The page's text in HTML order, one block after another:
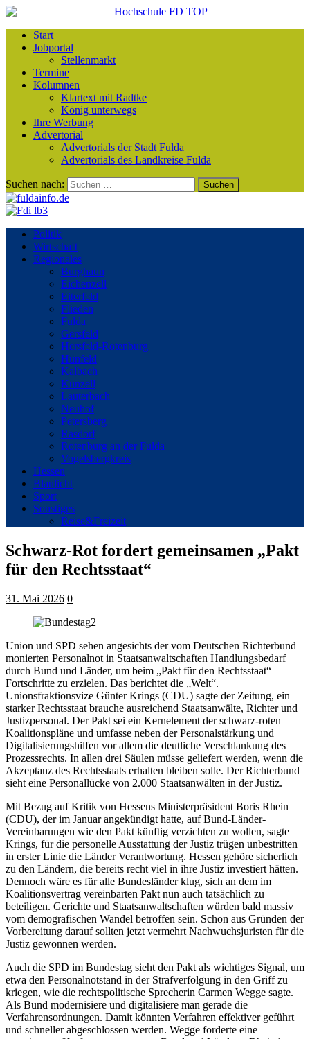
Start
Jobportal
Stellenmarkt
Termine
Kolumnen
Klartext mit Radtke
König unterwegs
Ihre Werbung
Advertorial
Advertorials der Stadt Fulda
Advertorials des Landkreise Fulda
Suchen nach:
Politik
Wirtschaft
Regionales
Burghaun
Eichenzell
Eiterfeld
Flieden
Fulda
Gersfeld
Hersfeld-Rotenburg
Hünfeld
Kalbach
Künzell
Lauterbach
Neuhof
Petersberg
Rasdorf
Rotenburg an der Fulda
Vogelsbergkreis
Hessen
Blaulicht
Sport
Sonstiges
Reise&Freizeit
Schwarz-Rot fordert gemeinsamen „Pakt
für den Rechtsstaat“
31. Mai 2026 0
Union und SPD sehen angesichts der vom Deutschen Richterbund
monierten Personalnot in Staatsanwaltschaften Handlungsbedarf
durch Bund und Länder, um beim „Pakt für den Rechtsstaat“
Fortschritte zu erzielen. Das berichtet die „Welt“.
Unionsfraktionsvize Günter Krings (CDU) sagte der Zeitung, ein
starker Rechtsstaat brauche ausreichend Staatsanwälte, Richter und
Justizpersonal. Der Pakt sei ein Kernelement der schwarz-roten
Koalitionspläne und umfasse neben der Personalstärkung und
Digitalisierungshilfen vor allem die deutliche Verschlankung des
Prozessrechts. In allen drei Säulen müsse geliefert werden, wenn die
Akzeptanz des Rechtsstaats erhalten bleiben solle. Der Richterbund
sieht eine Personallücke von 2.000 Staatsanwälten in der Justiz.
Mit Bezug auf Kritik von Hessens Ministerpräsident Boris Rhein
(CDU), der im Januar angekündigt hatte, auf Bund-Länder-
Vereinbarungen wie den Pakt künftig verzichten zu wollen, sagte
Krings, für die personelle Ausstattung der Justiz trügen unbestritten
in erster Linie die Länder Verantwortung. Hessen gehöre sicherlich
zu den Ländern, die bereits recht viel in ihre Justiz investiert hätten.
Dennoch wäre es für alle Bundesländer klug, sich an dem im
Koalitionsvertrag vereinbarten Pakt nun auch tatsächlich zu
beteiligen. Gerichte und Staatsanwaltschaften würden bald massiv
vom demografischen Wandel betroffen sein. Schon aus Gründen der
Vorbereitung darauf sollten jetzt vermehrt Nachwuchsjuristen für die
Justiz gewonnen werden.
Auch die SPD im Bundestag sieht den Pakt als wichtiges Signal, um
etwa den Personalnotstand in der Strafverfolgung in den Griff zu
kriegen, wie die rechtspolitische Sprecherin Carmen Wegge sagte.
Als Bund modernisiere und digitalisiere man gerade die
Verfahrensordnungen. Damit könnten Verfahren effektiver geführt
und schneller abgeschlossen werden. Wegge forderte eine